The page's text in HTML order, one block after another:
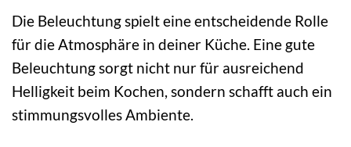
Die Beleuchtung spielt eine entscheidende Rolle
für die Atmosphäre in deiner Küche. Eine gute
Beleuchtung sorgt nicht nur für ausreichend
Helligkeit beim Kochen, sondern schafft auch ein
stimmungsvolles Ambiente.